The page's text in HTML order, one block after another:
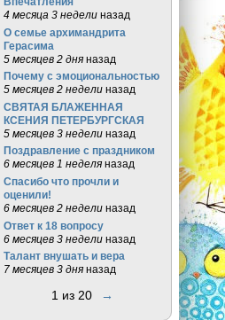
4 месяца 3 неделиназад
О семье архимандрита
Герасима
5 месяцев 2 дняназад
Почему с эмоциональностью
5 месяцев 2 неделиназад
СВЯТАЯ БЛАЖЕННАЯ
КСЕНИЯ ПЕТЕРБУРГСКАЯ
5 месяцев 3 неделиназад
Поздравление с праздником
6 месяцев 1 неделяназад
Спасибо что прочли и
оценили!
6 месяцев 2 неделиназад
Ответ к 18 вопросу
6 месяцев 3 неделиназад
Талант внушать и вера
7 месяцев 3 дняназад
1 из 20 →